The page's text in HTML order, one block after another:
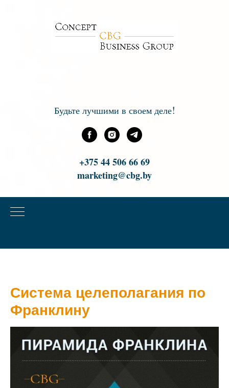
Будьте лучшими в своем деле!
+375 44 506 66 69
marketing@cbg.by
Система целеполагания по
Франклину